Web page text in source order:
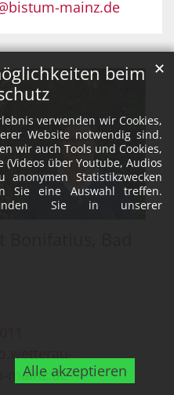
beim
verwenden wir Cookies,
Website notwendig sind.
wir auch Tools und Cookies,
über Youtube, Audios
Statistikzwecken
Sie eine Auswahl treffen.
finden Sie in unserer
Alle akzeptieren
✕
mainz.de
Bad
mainz.de